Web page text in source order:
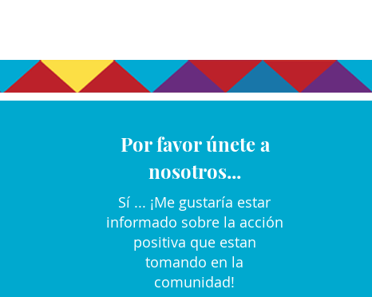
Por favor únete a
nosotros...
Sí ... ¡Me gustaría estar
informado sobre la acción
positiva que estan
tomando en la
comunidad!